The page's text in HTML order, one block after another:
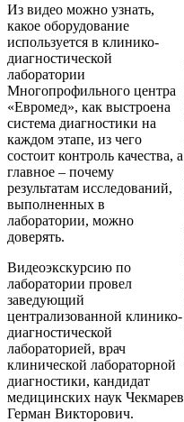
Из видео можно узнать,
какое оборудование
используется в клинико-
диагностической
лаборатории
Многопрофильного центра
«Евромед», как выстроена
система диагностики на
каждом этапе, из чего
состоит контроль качества, а
главное – почему
результатам исследований,
выполненных в
лаборатории, можно
доверять.
Видеоэкскурсию по
лаборатории провел
заведующий
централизованной клинико-
диагностической
лабораторией, врач
клинической лабораторной
диагностики, кандидат
медицинских наук Чекмарев
Герман Викторович.